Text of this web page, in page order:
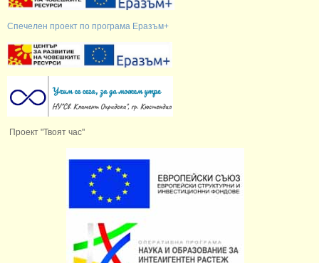
Спечелен проект по програма Еразъм+
Проект "Твоят час"